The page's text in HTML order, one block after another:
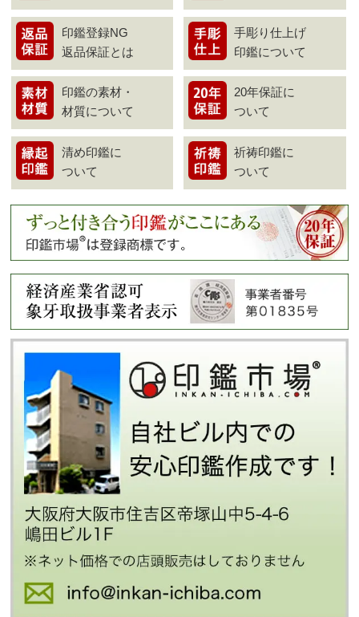
印鑑登録NG
返品保証とは
手彫り仕上げ
印鑑について
印鑑の素材・
材質について
20年保証に
ついて
清め印鑑に
ついて
祈祷印鑑に
ついて